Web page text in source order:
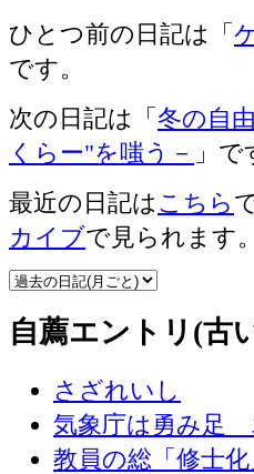
ひとつ前の日記は「
です。
次の日記は「 冬の自
くらー"を嗤う－ 」で
最近の日記は こちら
カイブで見られます。
自薦エントリ(古
さざれいし
気象庁は勇み足
教員の総「修士